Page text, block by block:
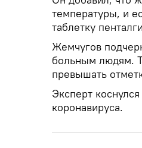
температуры, и
таблетку
Жемчугов
больным людям.
превышать
Эксперт
коронавируса.